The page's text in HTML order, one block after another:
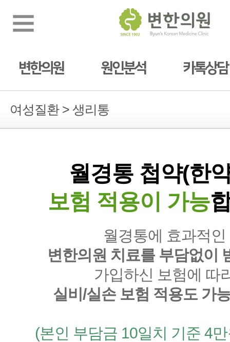
변한의원 원인분석 카톡상담
여성질환 > 생리통
월경통 첩약(한
보험 적용이 가능
월경통에 효과적인
변한의원 치료를 부담없이
가입하신 보험에 따
실비/실손 보험 적용도 가
(본인 부담금 10일치 기준 4